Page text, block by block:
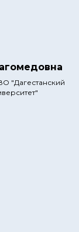
"Дагестанский